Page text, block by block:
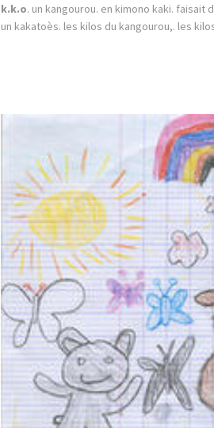
k.k.o. un kangourou. en kimono kaki. faisait
un kakatoès. les kilos du kangourou,. les